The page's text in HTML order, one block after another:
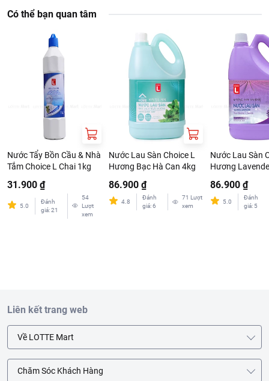
Thân thiện với môi trường.
Bước 2: Bóp nhẹ để tạo bọt rồi rửa chén.
Hướng dẫn bảo quản:Bảo quản nơi khô ráo, thoáng mát, tránh ánh
Có thể bạn quan tâm
Nước Tẩy Bồn Cầu & Nhà
Tắm Choice L Chai 1kg
31.900 ₫
5.0
Đánh
giá:21
54
Lượt
xem
Nước Lau Sàn Choice L
Hương Bạc Hà Can 4kg
86.900 ₫
4.8
Đánh
giá:6
71 Lượt
xem
Nước Lau Sàn
Hương
86.900 ₫
5.0
Đánh
giá: 5
Liên kết trang web
Về LOTTE Mart
Chăm Sóc Khách Hàng